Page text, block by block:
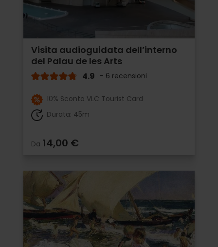
Visita audioguidata dell’interno
del Palau de les Arts
4.9 - 6 recensioni
10% Sconto VLC Tourist Card
Durata: 45m
Da 14,00 €